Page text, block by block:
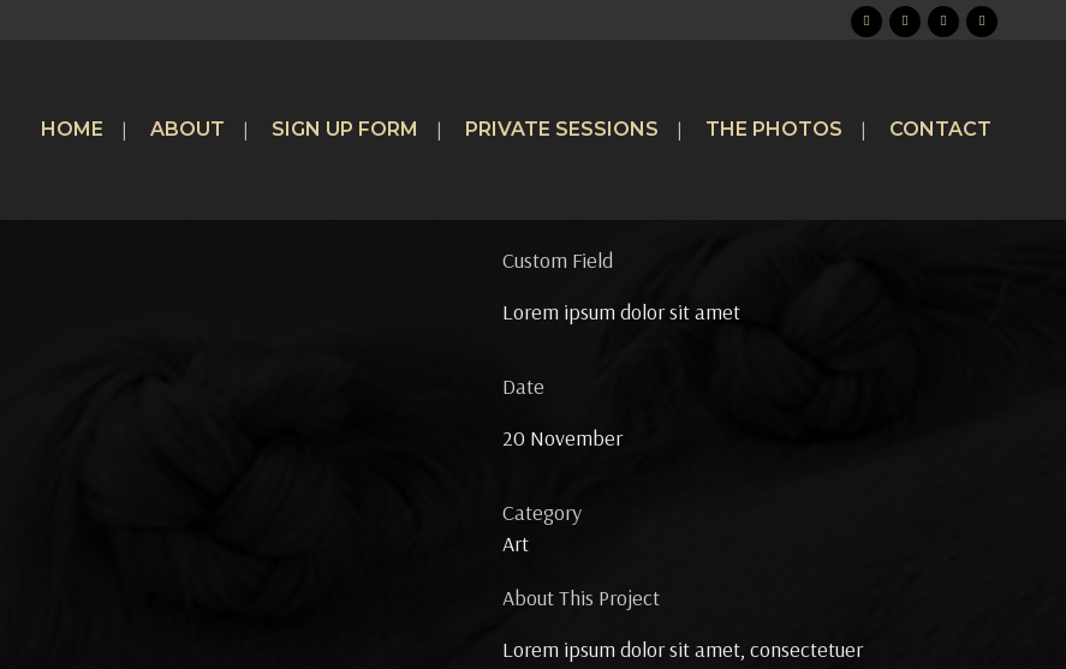
HOME ABOUT SIGN UP FORM PRIVATE SESSIONS THE PHOTOS CONTACT
Custom Field
Lorem ipsum dolor sit amet
Date
20 November
Category
Art
About This Project
Lorem ipsum dolor sit amet, consectetuer